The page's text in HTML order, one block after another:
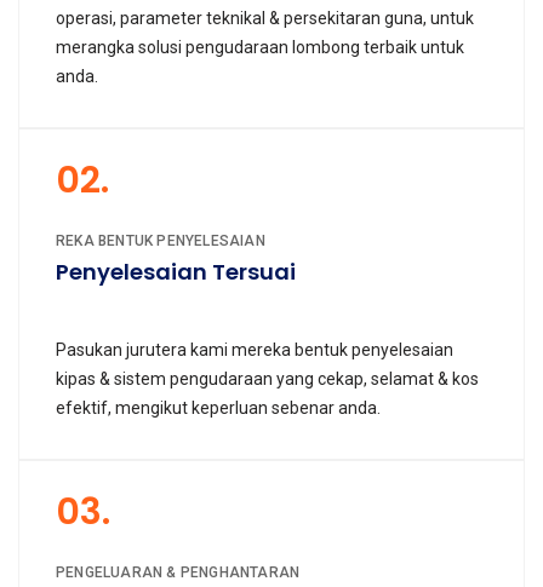
operasi, parameter teknikal & persekitaran guna, untuk
merangka solusi pengudaraan lombong terbaik untuk
anda.
02.
REKA BENTUK PENYELESAIAN
Penyelesaian Tersuai
Pasukan jurutera kami mereka bentuk penyelesaian
kipas & sistem pengudaraan yang cekap, selamat & kos
efektif, mengikut keperluan sebenar anda.
03.
PENGELUARAN & PENGHANTARAN